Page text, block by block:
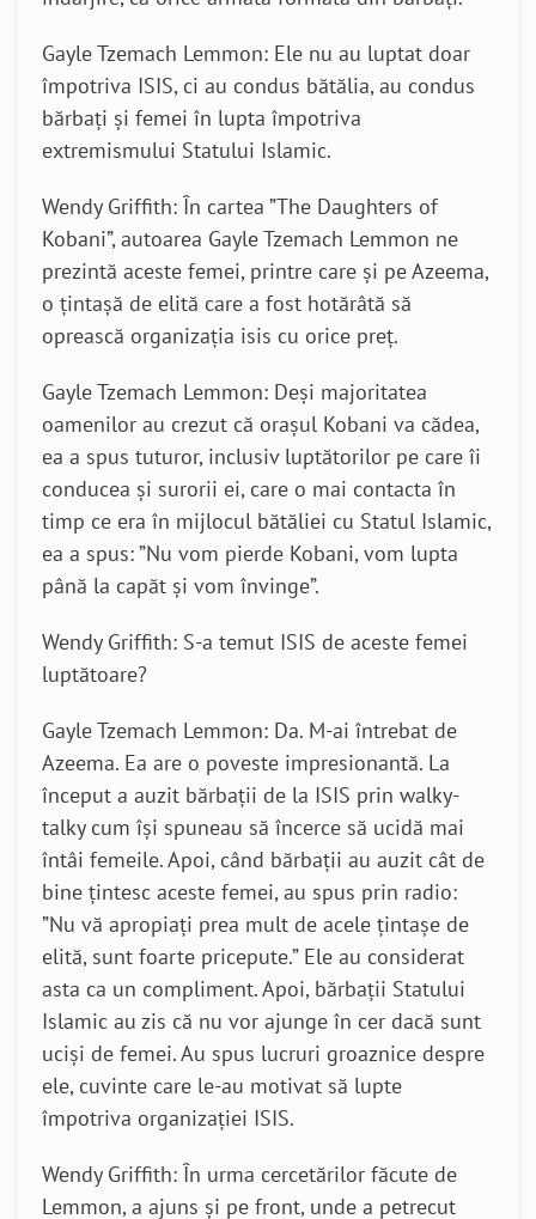
Gayle Tzemach Lemmon: Ele nu au luptat doar
împotriva ISIS, ci au condus bătălia, au condus
bărbați și femei în lupta împotriva
extremismului Statului Islamic.
Wendy Griffith: În cartea ”The Daughters of
Kobani”, autoarea Gayle Tzemach Lemmon ne
prezintă aceste femei, printre care și pe Azeema,
o țintașă de elită care a fost hotărâtă să
oprească organizația isis cu orice preț.
Gayle Tzemach Lemmon: Deși majoritatea
oamenilor au crezut că orașul Kobani va cădea,
ea a spus tuturor, inclusiv luptătorilor pe care îi
conducea și surorii ei, care o mai contacta în
timp ce era în mijlocul bătăliei cu Statul Islamic,
ea a spus: ”Nu vom pierde Kobani, vom lupta
până la capăt și vom învinge”.
Wendy Griffith: S-a temut ISIS de aceste femei
luptătoare?
Gayle Tzemach Lemmon: Da. M-ai întrebat de
Azeema. Ea are o poveste impresionantă. La
început a auzit bărbații de la ISIS prin walky-
talky cum își spuneau să încerce să ucidă mai
întâi femeile. Apoi, când bărbații au auzit cât de
bine țintesc aceste femei, au spus prin radio:
”Nu vă apropiați prea mult de acele țintașe de
elită, sunt foarte pricepute.” Ele au considerat
asta ca un compliment. Apoi, bărbații Statului
Islamic au zis că nu vor ajunge în cer dacă sunt
uciși de femei. Au spus lucruri groaznice despre
ele, cuvinte care le-au motivat să lupte
împotriva organizației ISIS.
Wendy Griffith: În urma cercetărilor făcute de
Lemmon, a ajuns și pe front, unde a petrecut